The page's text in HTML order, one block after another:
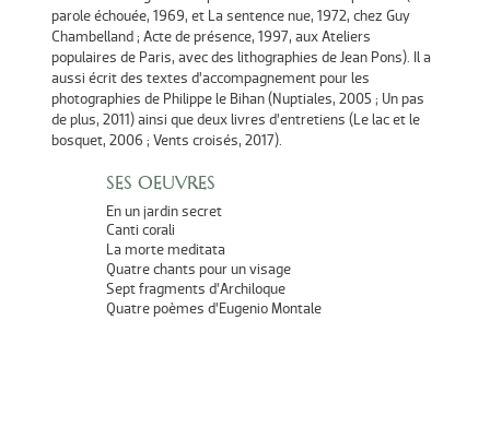
parole échouée, 1969, et La sentence nue, 1972, chez Guy
Chambelland ; Acte de présence, 1997, aux Ateliers
populaires de Paris, avec des lithographies de Jean Pons). Il a
aussi écrit des textes d’accompagnement pour les
photographies de Philippe le Bihan (Nuptiales, 2005 ; Un pas
de plus, 2011) ainsi que deux livres d’entretiens (Le lac et le
bosquet, 2006 ; Vents croisés, 2017).
SES OEUVRES
En un jardin secret
Canti corali
La morte meditata
Quatre chants pour un visage
Sept fragments d’Archiloque
Quatre poèmes d’Eugenio Montale